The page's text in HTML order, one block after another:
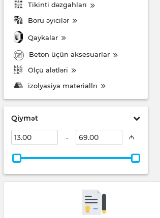
Tikinti dəzgahları
Boru əyicilər
Qaykalar
Beton üçün aksesuarlar
Ölçü alətləri
izolyasiya materiallrı
Qiymət
- ₼